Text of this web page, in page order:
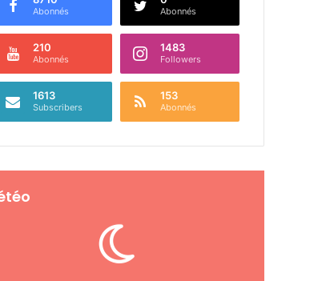
Abonnés Abonnés
210
Abonnés
1483
Followers
1613
Subscribers
153
Abonnés